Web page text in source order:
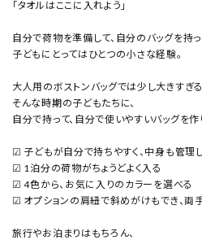
「タオルはここに入れよう」
自分で荷物を準備して、自分のバッグを持
子どもにとってはひとつの小さな経験。
大人用のボストンバッグでは少し大きすぎる
そんな時期の子どもたちに、
自分で持って、自分で使いやすいバッグを作
☑ 子どもが自分で持ちやすく、中身も管理
☑ 1泊分の荷物がちょうどよく入る
☑ 4色から、お気に入りのカラーを選べる
☑ オプションの肩紐で斜めがけもでき、両
旅行やお泊まりはもちろん、